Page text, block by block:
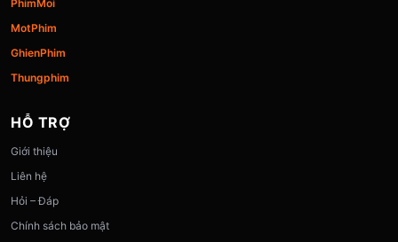
PhimMoi
MotPhim
GhienPhim
Thungphim
HỖ TRỢ
Giới thiệu
Liên hệ
Hỏi – Đáp
Chính sách bảo mật